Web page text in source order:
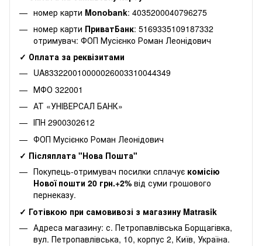
номер карти Monobank: 4035200040796275
номер карти ПриватБанк: 5169335109187332
отримувач: ФОП Мусієнко Роман Леонідович
✓ Оплата за реквізитами
UA833220010000026003310044349
МФО 322001
АТ «УНІВЕРСАЛ БАНК»
ІПН 2900302612
ФОП Мусієнко Роман Леонідович
✓ Післяплата "Нова Пошта"
Покупець-отримувач посилки сплачує комісію
Нової пошти 20 грн.+2% від суми грошового
пернеказу.
✓ Готівкою при самовивозі з магазину Matrasik
Адреса магазину: с. Петропавлівська Борщагівка,
вул. Петропавлівська, 10, корпус 2, Київ, Україна.